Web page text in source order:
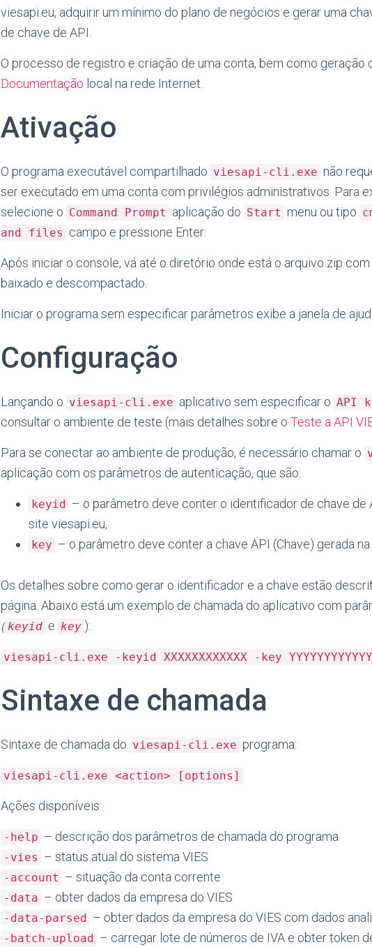
viesapi.eu, adquirir um mínimo do plano de negócios e gerar uma
de chave de API.
O processo de registro e criação de uma conta, bem como geração
Documentação local na rede Internet.
Ativação
O programa executável compartilhado viesapi-cli.exe não
ser executado em uma conta com privilégios administrativos. Para
selecione o Command Prompt aplicação do Start menu ou tipo
and files campo e pressione Enter:
Após iniciar o console, vá até o diretório onde está o arquivo zip com
baixado e descompactado.
Iniciar o programa sem especificar parâmetros exibe a janela de
Configuração
Lançando o viesapi-cli.exe aplicativo sem especificar o API
consultar o ambiente de teste (mais detalhes sobre o Teste a API
Para se conectar ao ambiente de produção, é necessário chamar o
aplicação com os parâmetros de autenticação, que são:
keyid – o parâmetro deve conter o identificador de chave de
site viesapi.eu,
key – o parâmetro deve conter a chave API (Chave) gerada
Os detalhes sobre como gerar o identificador e a chave estão
página. Abaixo está um exemplo de chamada do aplicativo com
( keyid e key ):
viesapi-cli.exe -keyid XXXXXXXXXXXX -key
Sintaxe de chamada
Sintaxe de chamada do viesapi-cli.exe programa:
viesapi-cli.exe <action> [options]
Ações disponíveis:
-help – descrição dos parâmetros de chamada do programa
-vies – status atual do sistema VIES
-account – situação da conta corrente
-data – obter dados da empresa do VIES
-data-parsed – obter dados da empresa do VIES com dados
-batch-upload – carregar lote de números de IVA e obter token